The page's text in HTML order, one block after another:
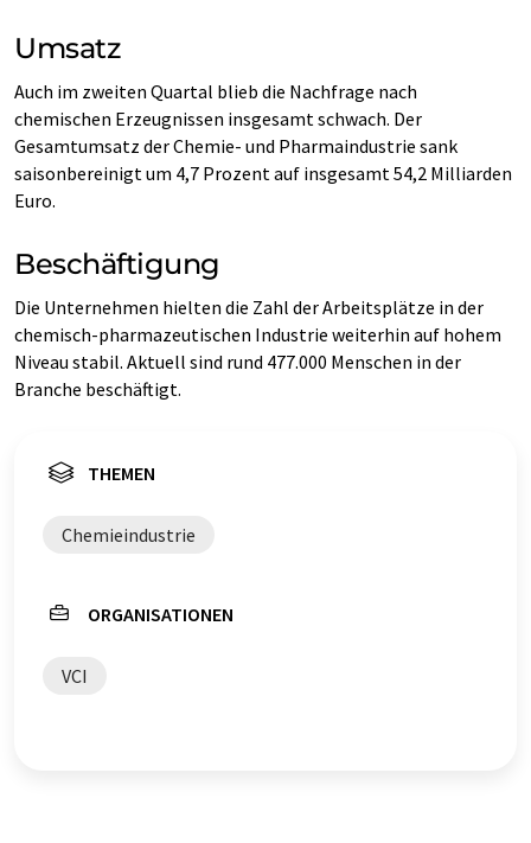
Umsatz
Auch im zweiten Quartal blieb die Nachfrage nach
chemischen Erzeugnissen insgesamt schwach. Der
Gesamtumsatz der Chemie- und Pharmaindustrie sank
saisonbereinigt um 4,7 Prozent auf insgesamt 54,2 Milliarden
Euro.
Beschäftigung
Die Unternehmen hielten die Zahl der Arbeitsplätze in der
chemisch-pharmazeutischen Industrie weiterhin auf hohem
Niveau stabil. Aktuell sind rund 477.000 Menschen in der
Branche beschäftigt.
THEMEN
Chemieindustrie
ORGANISATIONEN
VCI